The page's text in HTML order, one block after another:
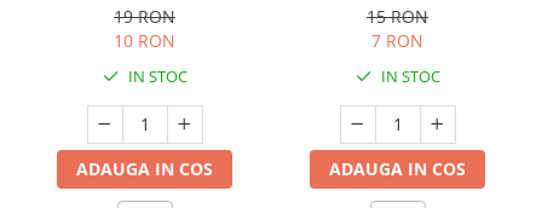
19 RON
10 RON
IN STOC
ADAUGA IN COS
15 RON
7 RON
IN STOC
ADAUGA IN COS